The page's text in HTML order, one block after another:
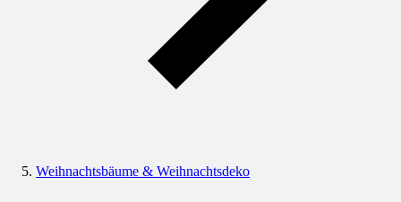
Weihnachtsbäume & Weihnachtsdeko